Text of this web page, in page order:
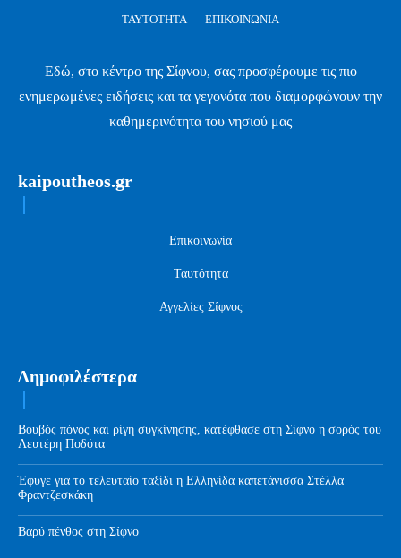
ΤΑΥΤΌΤΗΤΑ ΕΠΙΚΟΙΝΩΝΊΑ
Εδώ, στο κέντρο της Σίφνου, σας προσφέρουμε τις πιο
ενημερωμένες ειδήσεις και τα γεγονότα που διαμορφώνουν την
καθημερινότητα του νησιού μας
kaipoutheos.gr
Επικοινωνία
Ταυτότητα
Αγγελίες Σίφνος
Δημοφιλέστερα
Βουβός πόνος και ρίγη συγκίνησης, κατέφθασε στη Σίφνο η σορός του
Λευτέρη Ποδότα
Έφυγε για το τελευταίο ταξίδι η Ελληνίδα καπετάνισσα Στέλλα
Φραντζεσκάκη
Βαρύ πένθος στη Σίφνο